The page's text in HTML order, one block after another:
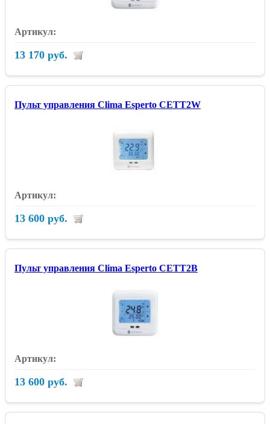
13 170 руб.
Пульт управления Clima Esperto CETT2W
13 600 руб.
Пульт управления Clima Esperto CETT2B
13 600 руб.